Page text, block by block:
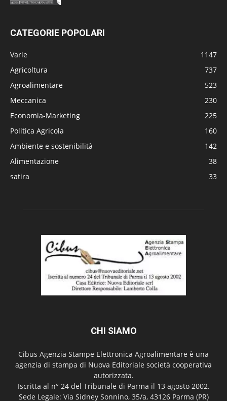
CATEGORIE POPOLARI
Varie
1147
Agricoltura
737
Agroalimentare
523
Meccanica
230
Economia-Marketing
225
Politica Agricola
160
Ambiente e sostenibilità
142
Alimentazione
38
satira
33
CHI SIAMO
Cibus Agenzia Stampe Elettronica Agroalimentare è una
agenzia di stampa di Nuova Editoriale società cooperativa
autorizzata.
Iscritta al n° 24 del Tribunale di Parma il 13 agosto 2002.
Sede Legale: Via Sidney Sonnino, 35/a, 43126 Parma (PR)